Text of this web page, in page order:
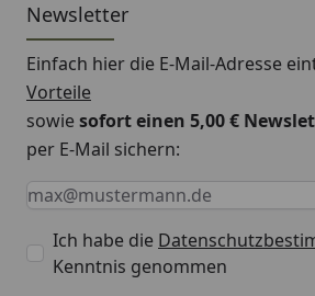
Newsletter
Einfach hier die E-Mail-Adresse
Vorteile
sowiesofort einen 5,00 €
per E-Mail sichern:
Keine Eingabe erforderlich
Eingabe erforderlich
E-Mail *
Ich habe die
Kenntnis genommen